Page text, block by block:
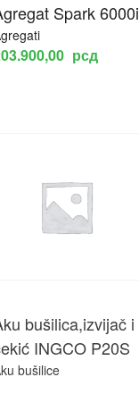
Spark 6000i
рсд
bušilica,izvijač i
INGCO P20S
bušilice